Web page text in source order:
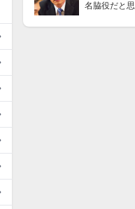
名脇役だと